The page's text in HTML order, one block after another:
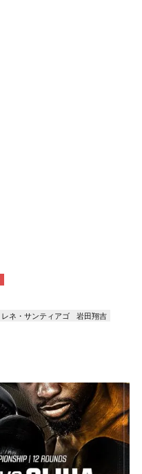
レネ・サンティアゴ 岩田翔吉